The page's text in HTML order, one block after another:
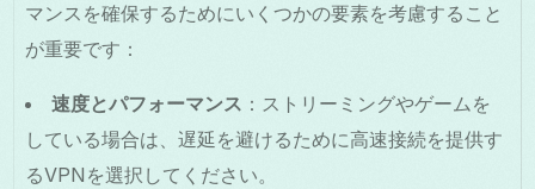
マンスを確保するためにいくつかの要素を考慮すること
が重要です：
速度とパフォーマンス ：ストリーミングやゲームを
している場合は、遅延を避けるために高速接続を提供す
るVPNを選択してください。